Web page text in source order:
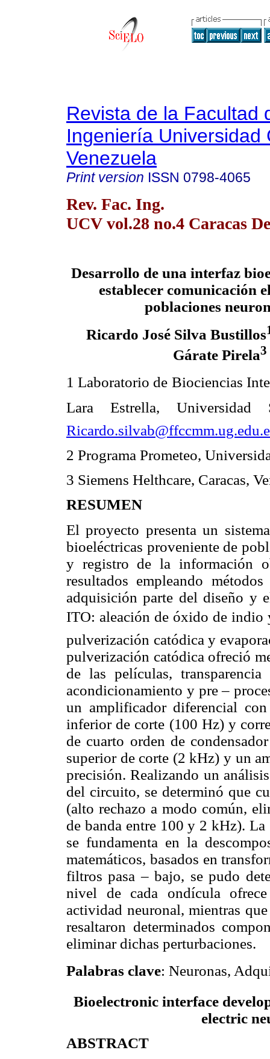
Revista de la Facultad
Ingeniería Universidad
Venezuela
Print version ISSN 0798-4065
Rev. Fac. Ing.
UCV vol.28 no.4 Caracas
Desarrollo de una interfaz
establecer comunicación
poblaciones
Ricardo José Silva Bustillos
Gárate Pirela3
1 Laboratorio de Biociencias
Lara Estrella, Universidad
2 Programa Prometeo,
3 Siemens Helthcare, Caracas,
RESUMEN
El proyecto presenta un
bioeléctricas proveniente de
y registro de la información
resultados empleando
adquisición parte del diseño y
ITO: aleación de óxido de
pulverización catódica y
pulverización catódica ofreció
de las películas,
acondicionamiento y pre –
un amplificador diferencial
inferior de corte (100 Hz) y
de cuarto orden de
superior de corte (2 kHz) y un
precisión. Realizando un
del circuito, se determinó que
(alto rechazo a modo común,
de banda entre 100 y 2 kHz).
se fundamenta en la
matemáticos, basados en
filtros pasa – bajo, se pudo
nivel de cada ondícula
actividad neuronal, mientras
resaltaron determinados
eliminar dichas perturbaciones.
Palabras clave: Neuronas,
Bioelectronic interface
electric
ABSTRACT